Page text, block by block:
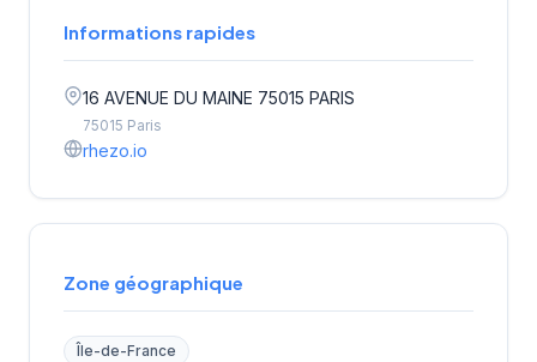
Informations rapides
16 AVENUE DU MAINE 75015 PARIS
75015 Paris
rhezo.io
Zone géographique
Île-de-France